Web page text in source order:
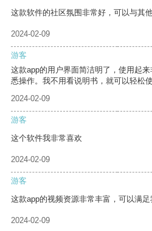
这款软件的社区氛围非常好，可以与其
2024-02-09
游客
这款app的用户界面简洁明了，使用起
悉操作。我不用看说明书，就可以轻松使
2024-02-09
游客
这个软件我非常喜欢
2024-02-09
游客
这款app的视频资源非常丰富，可以满足
2024-02-09